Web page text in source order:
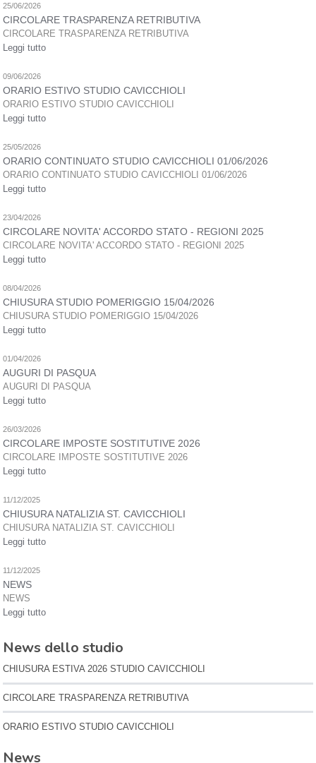
25/06/2026
CIRCOLARE TRASPARENZA RETRIBUTIVA
CIRCOLARE TRASPARENZA RETRIBUTIVA
Leggi tutto
09/06/2026
ORARIO ESTIVO STUDIO CAVICCHIOLI
ORARIO ESTIVO STUDIO CAVICCHIOLI
Leggi tutto
25/05/2026
ORARIO CONTINUATO STUDIO CAVICCHIOLI 01/06/2026
ORARIO CONTINUATO STUDIO CAVICCHIOLI 01/06/2026
Leggi tutto
23/04/2026
CIRCOLARE NOVITA' ACCORDO STATO - REGIONI 2025
CIRCOLARE NOVITA' ACCORDO STATO - REGIONI 2025
Leggi tutto
08/04/2026
CHIUSURA STUDIO POMERIGGIO 15/04/2026
CHIUSURA STUDIO POMERIGGIO 15/04/2026
Leggi tutto
01/04/2026
AUGURI DI PASQUA
AUGURI DI PASQUA
Leggi tutto
26/03/2026
CIRCOLARE IMPOSTE SOSTITUTIVE 2026
CIRCOLARE IMPOSTE SOSTITUTIVE 2026
Leggi tutto
11/12/2025
CHIUSURA NATALIZIA ST. CAVICCHIOLI
CHIUSURA NATALIZIA ST. CAVICCHIOLI
Leggi tutto
11/12/2025
NEWS
NEWS
Leggi tutto
News dello studio
CHIUSURA ESTIVA 2026 STUDIO CAVICCHIOLI
CIRCOLARE TRASPARENZA RETRIBUTIVA
ORARIO ESTIVO STUDIO CAVICCHIOLI
News